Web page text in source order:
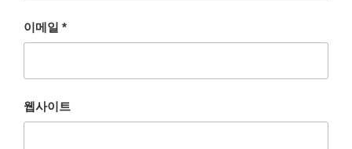
이메일 *
웹사이트